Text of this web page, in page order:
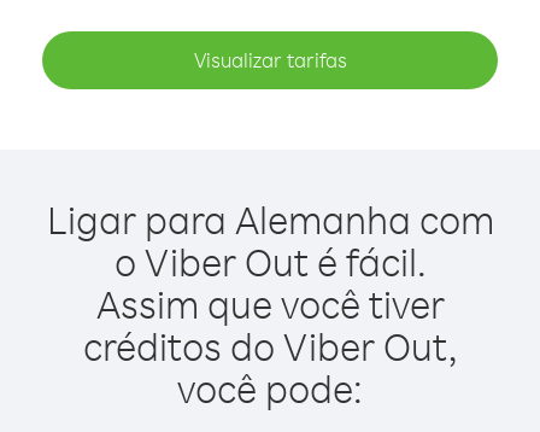
Visualizar tarifas
Ligar para Alemanha com
o Viber Out é fácil.
Assim que você tiver
créditos do Viber Out,
você pode: